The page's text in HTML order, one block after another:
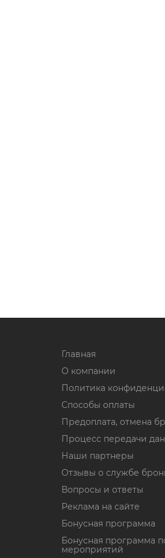
Главная
О компании
Политика
Способы оплаты
Предоплата, отмена
Процесс передачи
Наши партнеры
Отзывы о службе
Вопросы и ответы
Реклама на сайте
Бонусная программа
Бонусная программа
мероприятий